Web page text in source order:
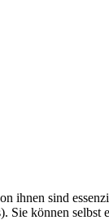
ihnen sind
können selbst